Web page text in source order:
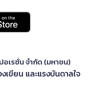
อเรชั่น จำกัด (มหาชน)
เขียน และแรงบันดาลใจ